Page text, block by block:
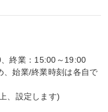
終業：15:00～19:00
、始業/終業時刻は各自で
、設定します)